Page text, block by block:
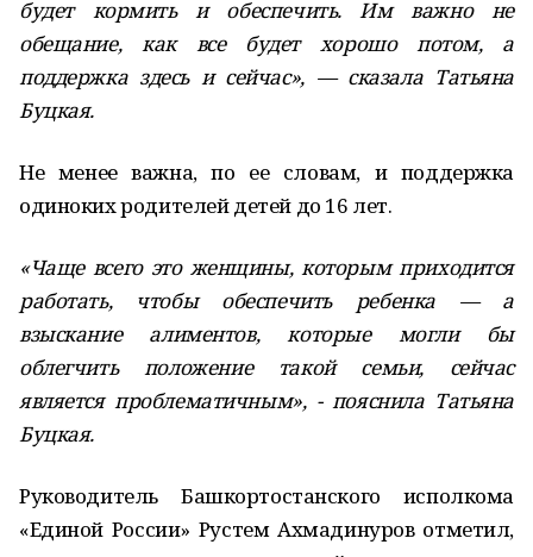
будет кормить и обеспечить. Им важно не
обещание, как все будет хорошо потом, а
поддержка здесь и сейчас», — сказала Татьяна
Буцкая.
Не менее важна, по ее словам, и поддержка
одиноких родителей детей до 16 лет.
«Чаще всего это женщины, которым приходится
работать, чтобы обеспечить ребенка — а
взыскание алиментов, которые могли бы
облегчить положение такой семьи, сейчас
является проблематичным», - пояснила Татьяна
Буцкая.
Руководитель Башкортостанского исполкома
«Единой России» Рустем Ахмадинуров отметил,